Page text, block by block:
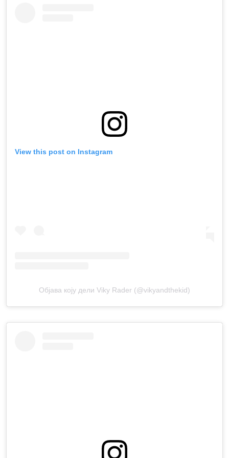
View this post on Instagram
Објава коју дели Viky Rader (@vikyandthekid)